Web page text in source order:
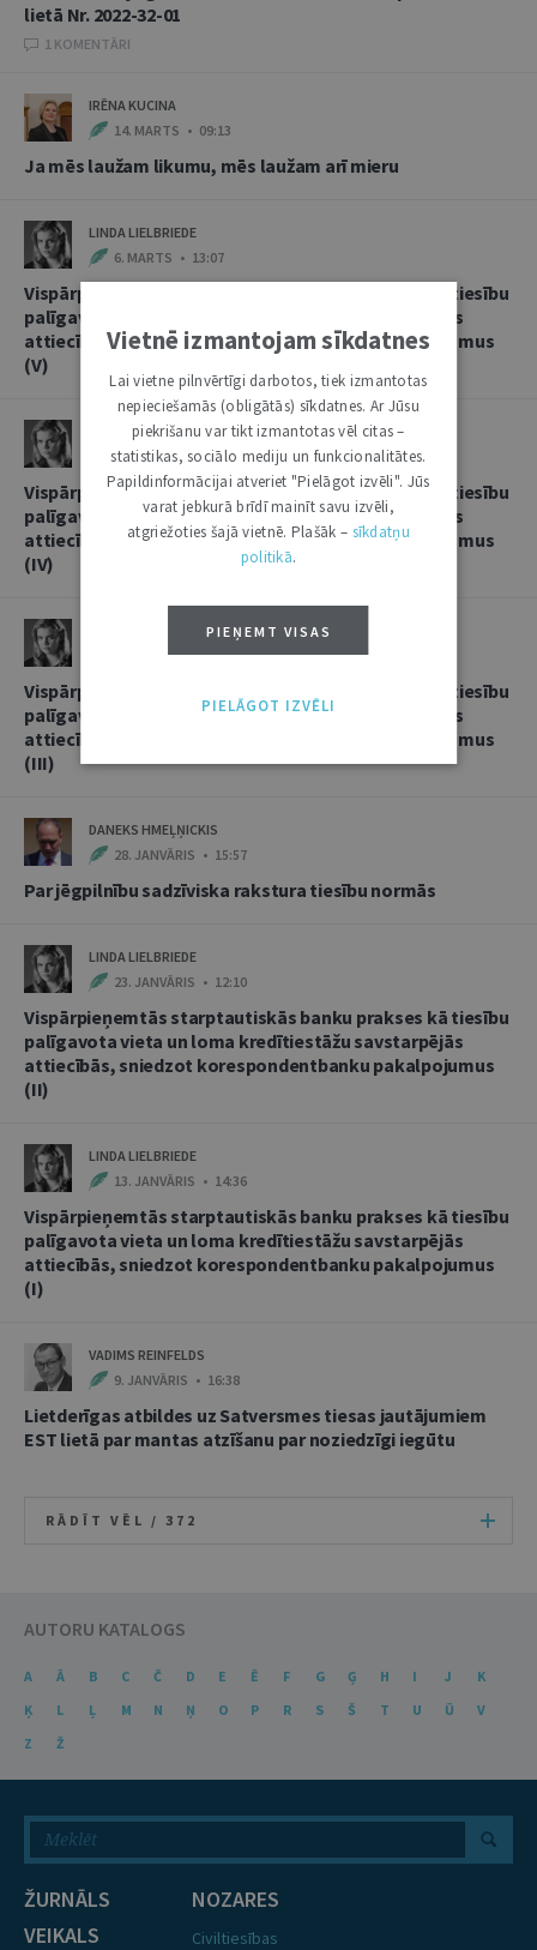
lietā Nr. 2022-32-01
1 KOMENTĀRI
IRĒNA KUCINA
14. MARTS • 09:13
Ja mēs laužam likumu, mēs laužam arī mieru
LINDA LIELBRIEDE
6. MARTS • 13:07
Vispārpieņemtās starptautiskās banku prakses kā tiesību
palīgavota vieta un loma kredītiestāžu savstarpējās
attiecībās, sniedzot korespondentbanku pakalpojumus
(V)
LINDA LIELBRIEDE
20. FEBRUĀRIS • 11:13
Vispārpieņemtās starptautiskās banku prakses kā tiesību
palīgavota vieta un loma kredītiestāžu savstarpējās
attiecībās, sniedzot korespondentbanku pakalpojumus
(IV)
4. FEBRUĀRIS • 17:53
Vispārpieņemtās starptautiskās banku prakses kā tiesību
palīgavota vieta un loma kredītiestāžu savstarpējās
attiecībās, sniedzot korespondentbanku pakalpojumus
(III)
DANEKS HMEĻŅICKIS
28. JANVĀRIS • 15:57
Par jēgpilnību sadzīviska rakstura tiesību normās
LINDA LIELBRIEDE
23. JANVĀRIS • 12:10
Vispārpieņemtās starptautiskās banku prakses kā tiesību
palīgavota vieta un loma kredītiestāžu savstarpējās
attiecībās, sniedzot korespondentbanku pakalpojumus
(II)
LINDA LIELBRIEDE
13. JANVĀRIS • 14:36
Vispārpieņemtās starptautiskās banku prakses kā tiesību
palīgavota vieta un loma kredītiestāžu savstarpējās
attiecībās, sniedzot korespondentbanku pakalpojumus
(I)
VADIMS REINFELDS
9. JANVĀRIS • 16:38
Lietderīgas atbildes uz Satversmes tiesas jautājumiem
EST lietā par mantas atzīšanu par noziedzīgi iegūtu
RĀDĪT VĒL / 372
AUTORU KATALOGS
A Ā B C Č D E Ē F G Ģ H I J
K
Ķ
L Ļ M N Ņ O P R S Š T U Ū
V
Z
Ž
ŽURNĀLS
VEIKALS
NOZARES
Civiltiesības
Vietnē izmantojam sīkdatnes
Lai vietne pilnvērtīgi darbotos, tiek izmantotas
nepieciešamās (obligātās) sīkdatnes. Ar Jūsu
piekrišanu var tikt izmantotas vēl citas –
statistikas, sociālo mediju un funkcionalitātes.
Papildinformācijai atveriet "Pielāgot izvēli". Jūs
varat jebkurā brīdī mainīt savu izvēli,
atgriežoties šajā vietnē. Plašāk – sīkdatņu
politikā.
PIEŅEMT VISAS
PIELĀGOT IZVĒLI